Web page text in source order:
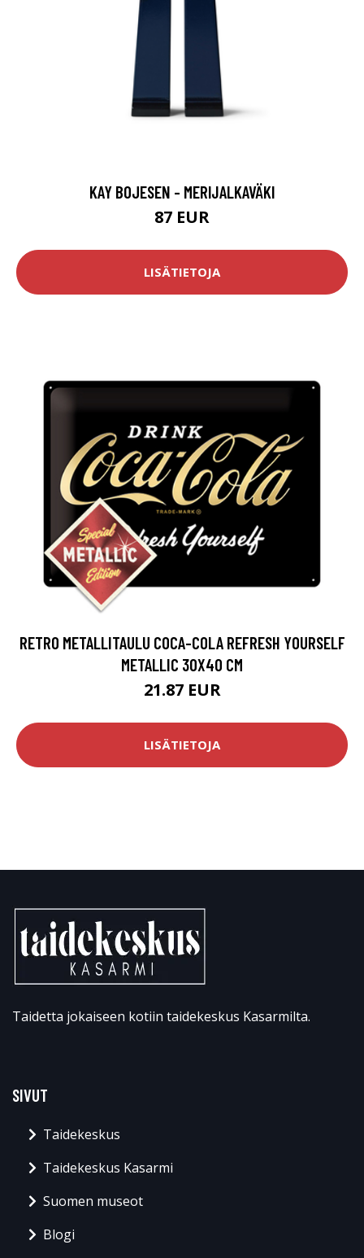
KAY BOJESEN - MERIJALKAVÄKI
87 EUR
LISÄTIETOJA
RETRO METALLITAULU COCA-COLA REFRESH YOURSELF
METALLIC 30X40 CM
21.87 EUR
LISÄTIETOJA
Taidetta jokaiseen kotiin taidekeskus Kasarmilta.
SIVUT
Taidekeskus
Taidekeskus Kasarmi
Suomen museot
Blogi